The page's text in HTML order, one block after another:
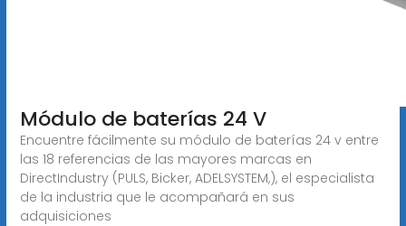
Módulo de baterías 24 V
Encuentre fácilmente su módulo de baterías 24 v entre
las 18 referencias de las mayores marcas en
DirectIndustry (PULS, Bicker, ADELSYSTEM,), el especialista
de la industria que le acompañará en sus
adquisiciones